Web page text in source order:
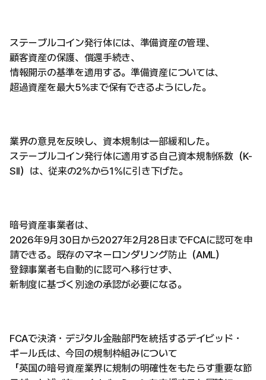
ステーブルコイン発行体には、準備資産の管理、
顧客資産の保護、償還手続き、
情報開示の基準を適用する。準備資産については、
超過資産を最大5%まで保有できるようにした。
業界の意見を反映し、資本規制は一部緩和した。
ステーブルコイン発行体に適用する自己資本規制係数（K-
SII）は、従来の2%から1%に引き下げた。
暗号資産事業者は、
2026年9月30日から2027年2月28日までFCAに認可を申
請できる。既存のマネーロンダリング防止（AML）
登録事業者も自動的に認可へ移行せず、
新制度に基づく別途の承認が必要になる。
FCAで決済・デジタル金融部門を統括するデイビッド・
ギール氏は、今回の規制枠組みについて
「英国の暗号資産業界に規制の明確性をもたらす重要な節